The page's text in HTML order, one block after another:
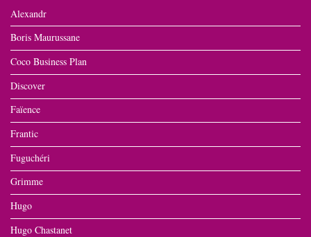
Alexandr
Boris Maurussane
Coco Business Plan
Discover
Faïence
Frantic
Fuguchéri
Grimme
Hugo
Hugo Chastanet